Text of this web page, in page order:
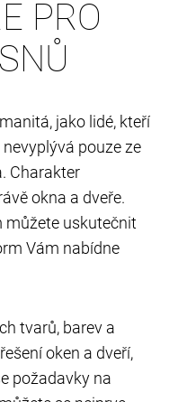
PRO
jako lidé, kteří
pouze ze
Charakter
okna a dveře.
můžete uskutečnit
Vám nabídne
tvarů, barev a
oken a dveří,
požadavky na